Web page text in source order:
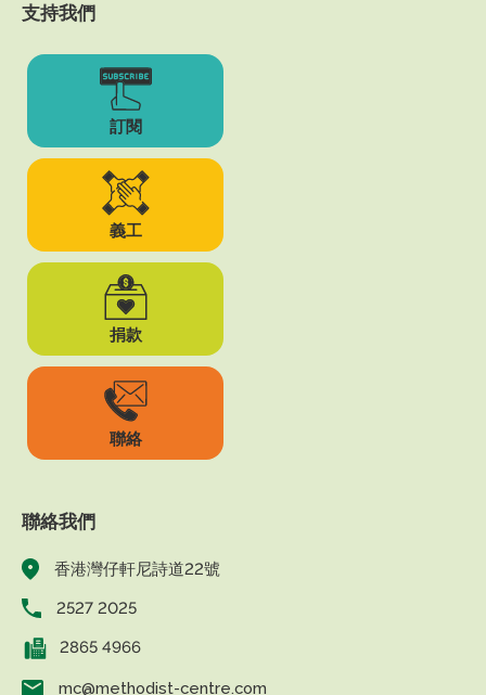
支持我們
訂閱
義工
捐款
聯絡
聯絡我們
香港灣仔軒尼詩道22號
2527 2025
2865 4966
mc@methodist-centre.com